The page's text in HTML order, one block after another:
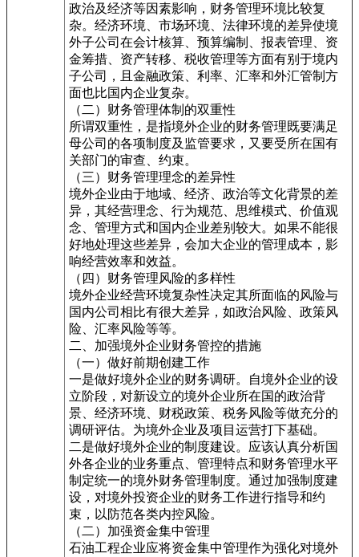
政治及经济等因素影响，财务管理环境比较复
杂。经济环境、市场环境、法律环境的差异使境
外子公司在会计核算、预算编制、报表管理、资
金筹措、资产转移、税收管理等方面有别于境内
子公司，且金融政策、利率、汇率和外汇管制方
面也比国内企业复杂。
（二）财务管理体制的双重性
所谓双重性，是指境外企业的财务管理既要满足
母公司的各项制度及监管要求，又要受所在国有
关部门的审查、约束。
（三）财务管理理念的差异性
境外企业由于地域、经济、政治等文化背景的差
异，其经营理念、行为规范、思维模式、价值观
念、管理方式和国内企业差别较大。如果不能很
好地处理这些差异，会加大企业的管理成本，影
响经营效率和效益。
（四）财务管理风险的多样性
境外企业经营环境复杂性决定其所面临的风险与
国内公司相比有很大差异，如政治风险、政策风
险、汇率风险等等。
二、加强境外企业财务管控的措施
（一）做好前期创建工作
一是做好境外企业的财务调研。自境外企业的设
立阶段，对新设立的境外企业所在国的政治背
景、经济环境、财税政策、税务风险等做充分的
调研评估。为境外企业及项目运营打下基础。
二是做好境外企业的制度建设。应该认真分析国
外各企业的业务重点、管理特点和财务管理水平
制定统一的境外财务管理制度。通过加强制度建
设，对境外投资企业的财务工作进行指导和约
束，以防范各类内控风险。
（二）加强资金集中管理
石油工程企业应将资金集中管理作为强化对境外